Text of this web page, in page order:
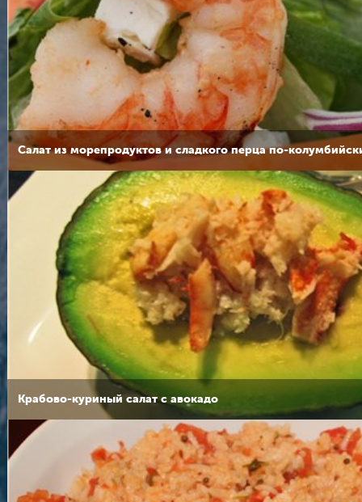
Салат из морепродуктов и сладкого перца по-
Крабово-куриный салат с авокадо